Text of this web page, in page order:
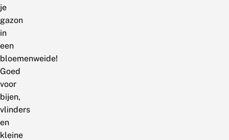
je
gazon
in
een
bloemenweide!
Goed
voor
bijen,
vlinders
en
kleine